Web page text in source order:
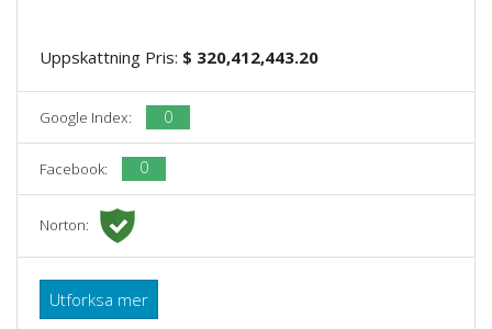
Uppskattning Pris: $ 320,412,443.20
Google Index: 0
Facebook: 0
Norton:
Utforksa mer